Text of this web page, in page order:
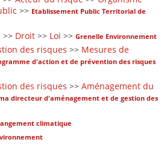
>> Etablissement Public Territorial de
>> Droit >> Loi >> Grenelle Environnement
des risques >> Mesures de
d'action et de prévention des risques
des risques >> Aménagement du
directeur d'aménagement et de gestion des
climatique